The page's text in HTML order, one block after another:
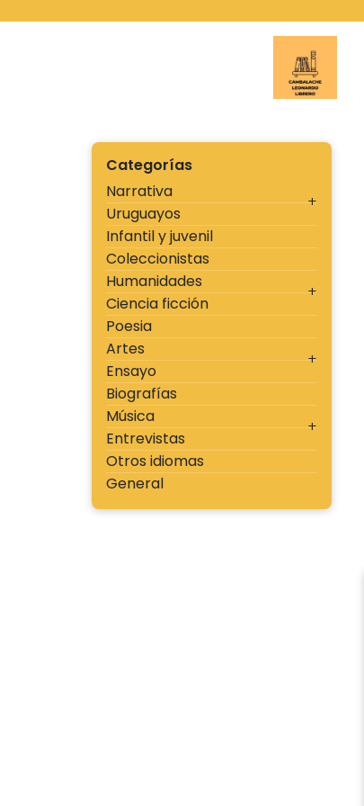
Categorías
Narrativa
Uruguayos
Infantil y juvenil
Coleccionistas
Humanidades
Ciencia ficción
Poesia
Artes
Ensayo
Biografías
Música
Entrevistas
Otros idiomas
General